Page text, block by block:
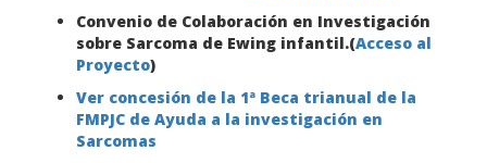
Convenio de Colaboración en Investigación
sobre Sarcoma de Ewing infantil.(Acceso al
Proyecto)
Ver concesión de la 1ª Beca trianual de la
FMPJC de Ayuda a la investigación en
Sarcomas